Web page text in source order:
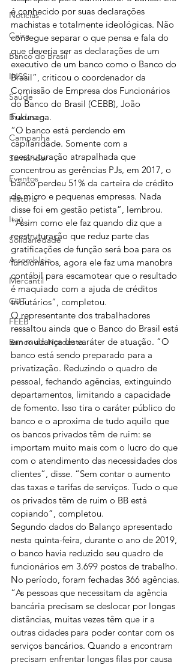
Notícias
Caixa
Banco do Brasil
INSS
Saúde
Bradesco
Campanha
Santander
Eventos
História
Itaú
Solidariedade
Assembleia
Mercantil
CUT
FEEB
Banco do Nordeste
é conhecido por suas declarações
machistas e totalmente ideológicas. Não
consegue separar o que pensa e fala do
que deveria ser as declarações de um
executivo de um banco como o Banco do
Brasil”, criticou o coordenador da
Comissão de Empresa dos Funcionários
do Banco do Brasil (CEBB), João
Fukunaga.
“O banco está perdendo em
capilaridade. Somente com a
reestruturação atrapalhada que
concentrou as gerências PJs, em 2017, o
banco perdeu 51% da carteira de crédito
de micro e pequenas empresas. Nada
disse foi em gestão petista”, lembrou.
“Assim como ele faz quando diz que a
reestruturação que reduz parte das
gratificações de função será boa para os
funcionários, agora ele faz uma manobra
contábil para escamotear que o resultado
é maquiado com a ajuda de créditos
tributários”, completou.
O representante dos trabalhadores
ressaltou ainda que o Banco do Brasil está
em mudança de caráter de atuação. “O
banco está sendo preparado para a
privatização. Reduzindo o quadro de
pessoal, fechando agências, extinguindo
departamentos, limitando a capacidade
de fomento. Isso tira o caráter público do
banco e o aproxima de tudo aquilo que
os bancos privados têm de ruim: se
importam muito mais com o lucro do que
com o atendimento das necessidades dos
clientes”, disse. “Sem contar o aumento
das taxas e tarifas de serviços. Tudo o que
os privados têm de ruim o BB está
copiando”, completou.
Segundo dados do Balanço apresentado
nesta quinta-feira, durante o ano de 2019,
o banco havia reduzido seu quadro de
funcionários em 3.699 postos de trabalho.
No período, foram fechadas 366 agências.
“As pessoas que necessitam da agência
bancária precisam se deslocar por longas
distâncias, muitas vezes têm que ir a
outras cidades para poder contar com os
serviços bancários. Quando a encontram
precisam enfrentar longas filas por causa